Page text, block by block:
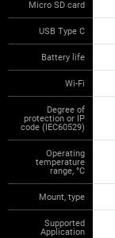
Micro SD card
USB Type C
Battery life
Wi-Fi
Degree of
protection or IP
code (IEC60529)
Operating
temperature
range, °С
Mount, type
Supported
Application